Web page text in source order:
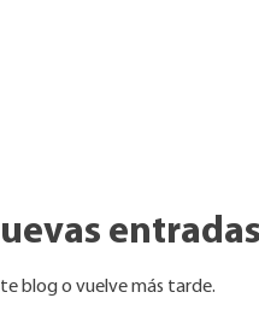
blog o vuelve más tarde.